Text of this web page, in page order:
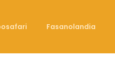
Fasanolandia